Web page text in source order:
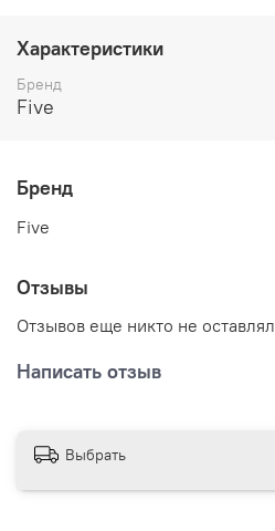
Характеристики
Бренд
Five
Бренд
Five
Отзывы
Отзывов еще никто не оставлял
Написать отзыв
Выбрать